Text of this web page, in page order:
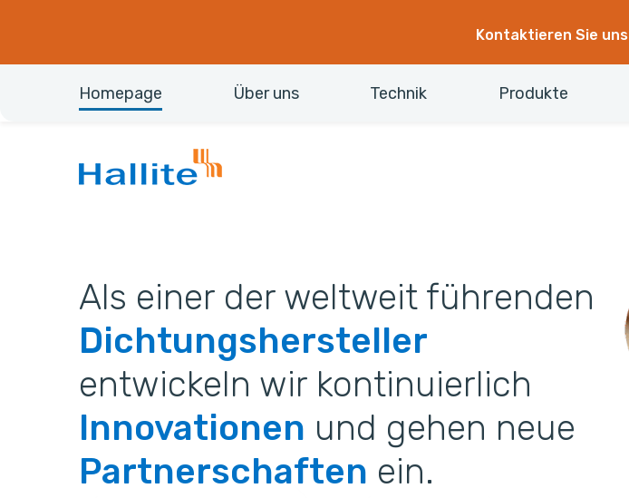
Kontaktieren Sie uns
Homepage Über uns Technik Produkte
chapter
Als einer der weltweit führenden
Dichtungshersteller
entwickeln wir kontinuierlich
Innovationen und gehen neue
Partnerschaften ein.